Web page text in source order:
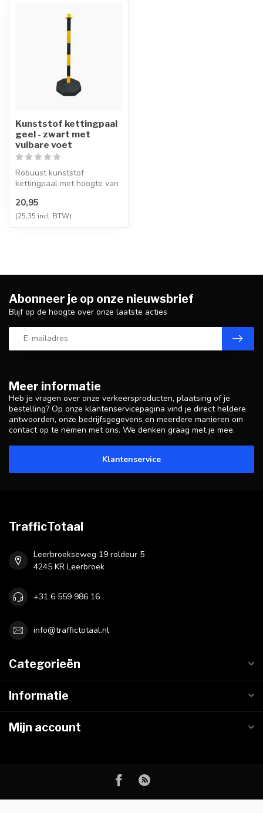
Kunststof kettingpaal
geel - zwart met
vulbare voet
Robuust kunststof
kettingpaal met hoogte van
tussen de 2.5...
20,95
(25,35 incl. BTW)
Meer informatie
Heb je vragen over onze verkeersproducten, plaatsing of je
bestelling? Op onze klantenservicepagina vind je direct heldere
antwoorden, onze bedrijfsgegevens en meerdere manieren om
contact op te nemen met ons. We denken graag met je mee.
Klantenservice
Abonneer je op onze nieuwsbrief
Blijf op de hoogte over onze laatste acties
TrafficTotaal
Leerbroekseweg 19 roldeur 5
4245 KR Leerbroek
+31 6 559 986 16
info@traffictotaal.nl
Categorieën
Informatie
Mijn account